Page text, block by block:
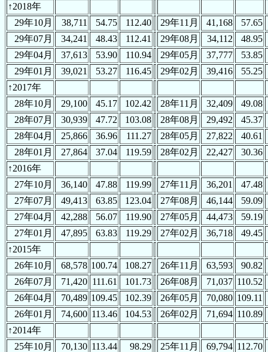
↑2018年
29年10月
38,711 54.75 112.40 29年11月 41,168
57.65
29年07月
34,241 48.43 112.41 29年08月 34,112
48.95
29年04月
37,613 53.90 110.94 29年05月 37,777
53.85
29年01月
39,021 53.27 116.45 29年02月 39,416
55.25
↑2017年
28年10月
29,100 45.17 102.42 28年11月 32,409
49.08
28年07月
30,939 47.72 103.08 28年08月 29,492
45.37
28年04月
25,866 36.96 111.27 28年05月 27,822
40.61
28年01月
27,864 37.04 119.59 28年02月 22,427
30.36
↑2016年
27年10月
36,140 47.88 119.99 27年11月 36,201
47.48
27年07月
49,413 63.85 123.04 27年08月 46,144
59.09
27年04月
42,288 56.07 119.90 27年05月 44,473
59.19
27年01月
47,895 63.83 119.29 27年02月 36,718
49.45
↑2015年
26年10月
68,578 100.74 108.27 26年11月 63,593
90.82
26年07月
71,420 111.61 101.73 26年08月 71,037 110.52
26年04月
70,489 109.45 102.39 26年05月 70,080 109.11
26年01月
74,600 113.46 104.53 26年02月 71,694 110.89
↑2014年
25年10月
70,130 113.44 98.29 25年11月 69,794 112.70